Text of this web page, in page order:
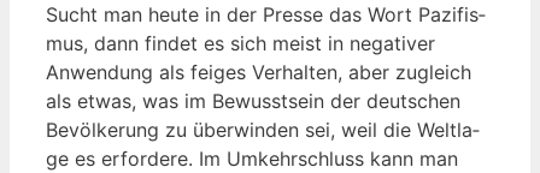
Sucht man heu­te in der Pres­se das Wort Pazi­fis­
mus, dann fin­det es sich meist in nega­ti­ver
Anwen­dung als fei­ges Ver­hal­ten, aber zugleich
als etwas, was im Bewusst­sein der deut­schen
Bevöl­ke­rung zu über­win­den sei, weil die Welt­la­
ge es erfor­de­re. Im Umkehr­schluss kann man